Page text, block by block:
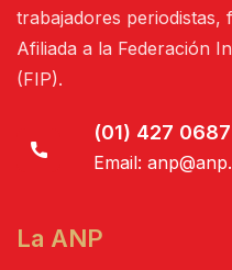
trabajadores periodistas,
Afiliada a la Federación
(FIP).
(01) 427 0687
Email:
La ANP